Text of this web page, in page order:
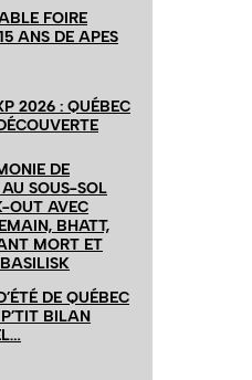
FOIRE
ANS DE APES
2026 : QUÉBEC
DE
SOUS-SOL
OUT AVEC
BHATT,
MORT ET
DE QUÉBEC
BILAN